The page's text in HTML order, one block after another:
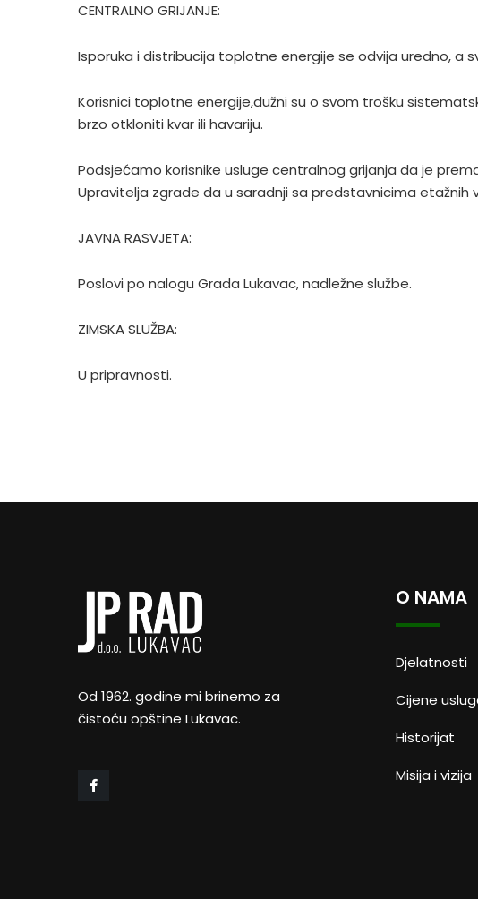
CENTRALNO GRIJANJE:
Isporuka i distribucija toplotne energije se odvija uredno, a
Korisnici toplotne energije,dužni su o svom trošku
brzo otkloniti kvar ili havariju.
Podsjećamo korisnike usluge centralnog grijanja da je
Upravitelja zgrade da u saradnji sa predstavnicima etažnih
JAVNA RASVJETA:
Poslovi po nalogu Grada Lukavac, nadležne službe.
ZIMSKA SLUŽBA:
U pripravnosti.
Od 1962. godine mi brinemo za
čistoću opštine Lukavac.
O NAMA
Djelatnosti
Cijene
Historijat
Misija i vizija